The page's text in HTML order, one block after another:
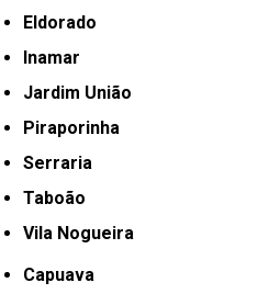
Eldorado
Inamar
Jardim União
Piraporinha
Serraria
Taboão
Vila Nogueira
Capuava